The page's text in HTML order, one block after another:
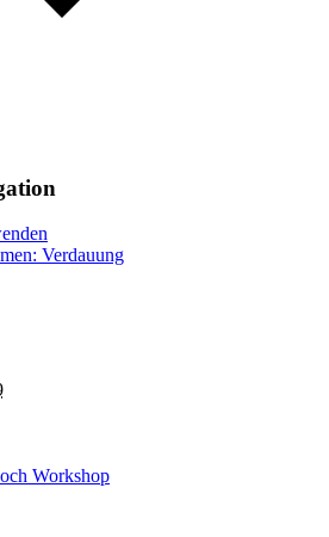
Verdauung
Workshop